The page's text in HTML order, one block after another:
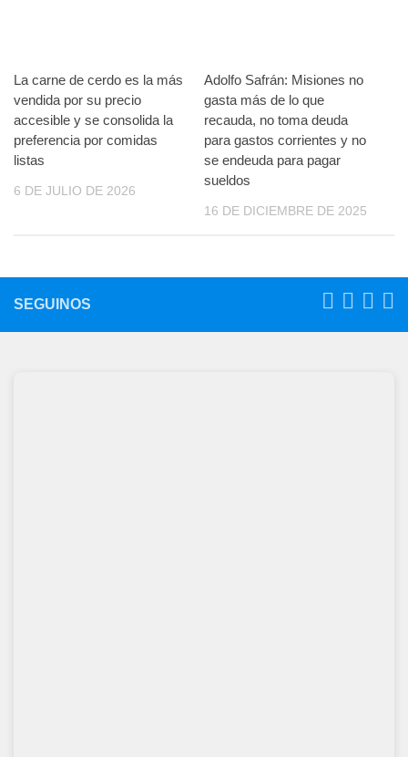
La carne de cerdo es la más
vendida por su precio
accesible y se consolida la
preferencia por comidas
listas
6 DE JULIO DE 2026
Adolfo Safrán: Misiones no
gasta más de lo que
recauda, no toma deuda
para gastos corrientes y no
se endeuda para pagar
sueldos
16 DE DICIEMBRE DE 2025
SEGUINOS